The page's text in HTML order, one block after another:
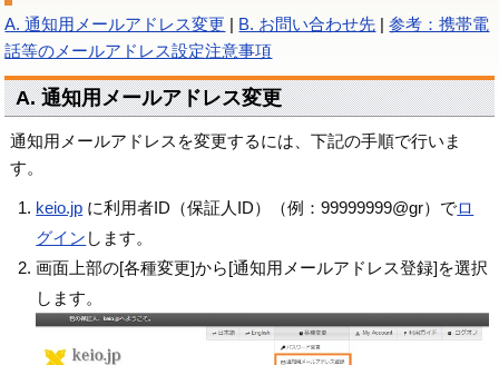
A. 通知用メールアドレス変更 | B. お問い合わせ先 |参考：携帯電
話等のメールアドレス設定注意事項
A. 通知用メールアドレス変更
通知用メールアドレスを変更するには、下記の手順で行いま
す。
keio.jp に利用者ID（保証人ID）（例：99999999@gr）でロ
グイン します。
画面上部の[各種変更]から[通知用メールアドレス登録]を選択
します。